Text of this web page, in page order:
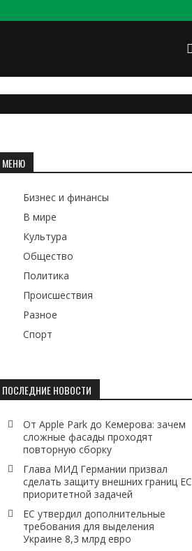
МЕНЮ
Бизнес и финансы
В мире
Культура
Общество
Политика
Происшествия
Разное
Спорт
ПОСЛЕДНИЕ НОВОСТИ
От Apple Park до Кемерова: зачем
сложные фасады проходят
повторную сборку
Глава МИД Германии призвал
сделать защиту внешних границ ЕС
приоритетной задачей
ЕС утвердил дополнительные
требования для выделения
Украине 8,3 млрд евро